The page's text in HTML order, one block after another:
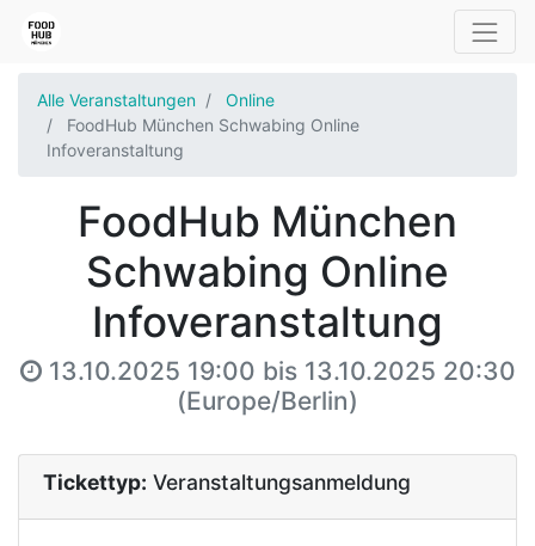
Alle Veranstaltungen
Online
FoodHub München Schwabing Online
Infoveranstaltung
FoodHub München
Schwabing Online
Infoveranstaltung
13.10.2025 19:00 bis 13.10.2025 20:30
(Europe/Berlin)
Tickettyp: Veranstaltungsanmeldung